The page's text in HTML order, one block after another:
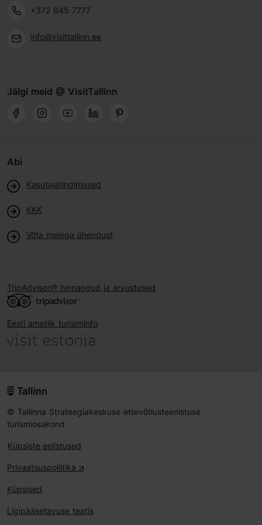
+372 645 7777
info@visittallinn.ee
Jälgi meid @ VisitTallinn
Abi
Kasutajatingimused
KKK
Võta meiega ühendust
TripAdvisori® hinnangud ja arvustused
Eesti ametlik turismiinfo
© Tallinna Strateegiakeskuse ettevõtlusteenistuse
turismiosakond
Küpsiste eelistused
Privaatsuspoliitika
Küpsised
Ligipääsetavuse teatis